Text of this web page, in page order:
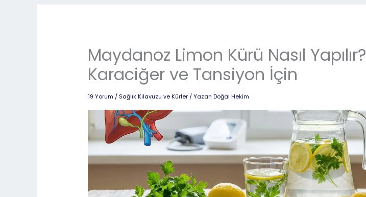
Maydanoz Limon Kürü Nasıl Yapılır?
Karaciğer ve Tansiyon İçin
19 Yorum / Sağlık Kılavuzu ve Kürler / Yazan Doğal Hekim